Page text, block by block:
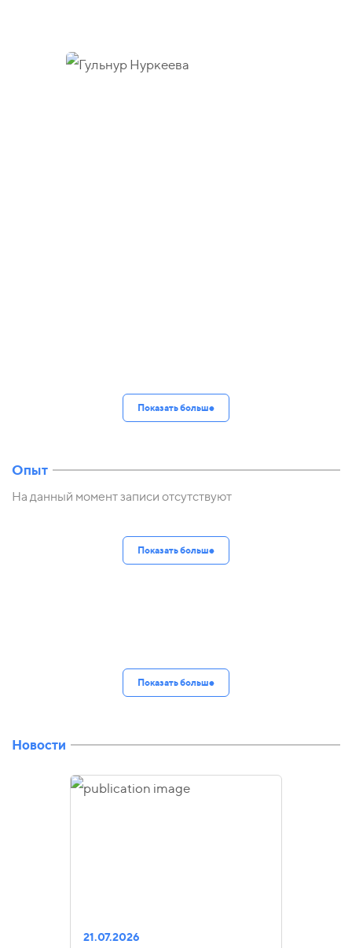
Показать больше
Опыт
На данный момент записи отсутствуют
Показать больше
Показать больше
Новости
21.07.2026